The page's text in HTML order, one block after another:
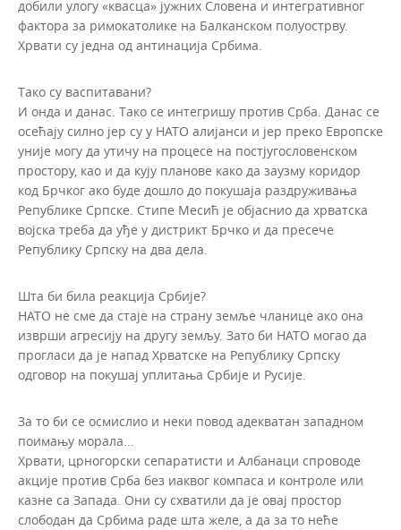
добили улогу «квасца» јужних Словена и интегративног
фактора за римокатолике на Балканском полуострву.
Хрвати су једна од антинација Србима.
Тако су васпитавани?
И онда и данас. Тако се интегришу против Срба. Данас се
осећају силно јер су у НАТО алијанси и јер преко Европске
уније могу да утичу на процесе на постјугословенском
простору, као и да кују планове како да заузму коридор
код Брчког ако буде дошло до покушаја раздруживања
Републике Српске. Стипе Месић је објаснио да хрватска
војска треба да уђе у дистрикт Брчко и да пресече
Републику Српску на два дела.
Шта би била реакција Србије?
НАТО не сме да стаје на страну земље чланице ако она
изврши агресију на другу земљу. Зато би НАТО могао да
прогласи да је напад Хрватске на Републику Српску
одговор на покушај уплитања Србије и Русије.
За то би се осмислио и неки повод адекватан западном
поимању морала...
Хрвати, црногорски сепаратисти и Албанаци спроводе
акције против Срба без иаквог компаса и контроле или
казне са Запада. Они су схватили да је овај простор
слободан да Србима раде шта желе, а да за то неће